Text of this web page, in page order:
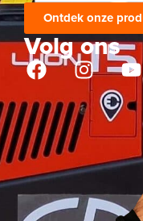
Ontdek onze
Volg ons